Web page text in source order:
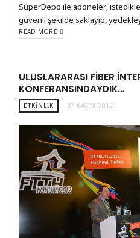
SüperDepo ile aboneler;
güvenli şekilde saklayıp,
READ MORE
ULUSLARARASI FIBER
KONFERANSINDAYDIK…
ETKINLIK 27 KASIM 2012